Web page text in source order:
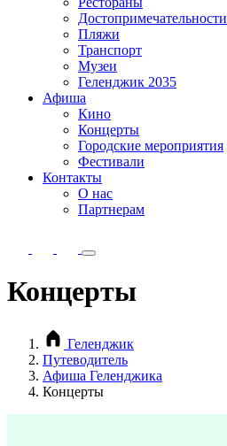
Достопримечательности
Пляжи
Транспорт
Музеи
Геленджик 2035
Афиша
Кино
Концерты
Городские мероприятия
Фестивали
Контакты
О нас
Партнерам
Концерты
Геленджик
Путеводитель
Афиша Геленджика
Концерты